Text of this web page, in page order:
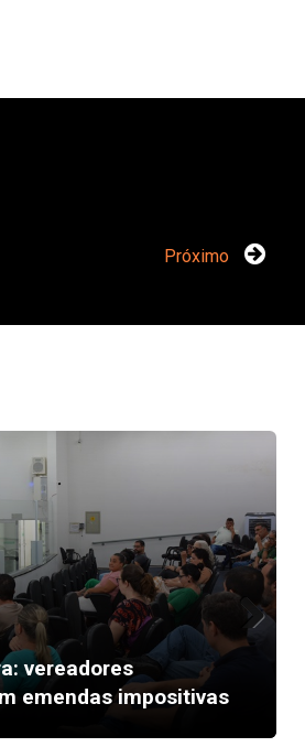
Próximo
vereadores
emendas impositivas